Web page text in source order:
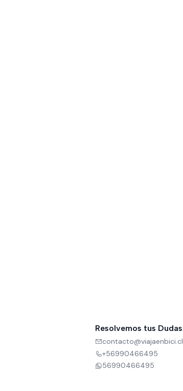
Resolvemos tus Dudas
contacto@viajaenbici.cl
+56990466495
56990466495